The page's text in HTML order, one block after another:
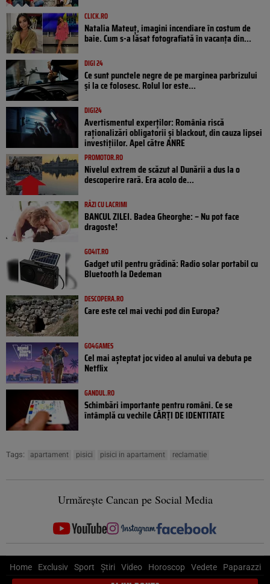
CLICK.RO
Natalia Mateuț, imagini incendiare în costum de
baie. Cum s-a lăsat fotografiată în vacanța din...
DIGI 24
Ce sunt punctele negre de pe marginea parbrizului
și la ce folosesc. Rolul lor este...
DIGI24
Avertismentul experților: România riscă
raționalizări obligatorii și blackout, din cauza lipsei
investițiilor. Apel către ANRE
PROMOTOR.RO
Nivelul extrem de scăzut al Dunării a dus la o
descoperire rară. Era acolo de...
RÂZI CU LACRIMI
BANCUL ZILEI. Badea Gheorghe: – Nu pot face
dragoste!
GO4IT.RO
Gadget util pentru grădină: Radio solar portabil cu
Bluetooth la Dedeman
DESCOPERA.RO
Care este cel mai vechi pod din Europa?
GO4GAMES
Cel mai așteptat joc video al anului va debuta pe
Netflix
GANDUL.RO
Schimbări importante pentru români. Ce se
întâmplă cu vechile CĂRȚI DE IDENTITATE
Tags: apartament pisici pisici in apartament reclamatie
Urmărește Cancan pe Social Media
Home Exclusiv Sport Știri Video Horoscop Vedete Paparazzi